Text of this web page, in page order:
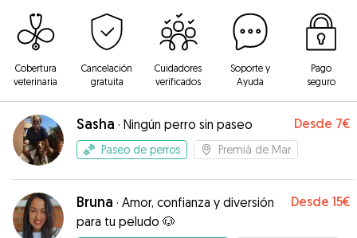
Cobertura
veterinaria
Cancelación
gratuita
Cuidadores
verificados
Soporte y
Ayuda
Pago
seguro
Sasha · Ningún perro sin paseo Desde 7€
Paseo de perros Premià de Mar
Bruna · Amor, confianza y diversión
para tu peludo 🐶
Desde 15€